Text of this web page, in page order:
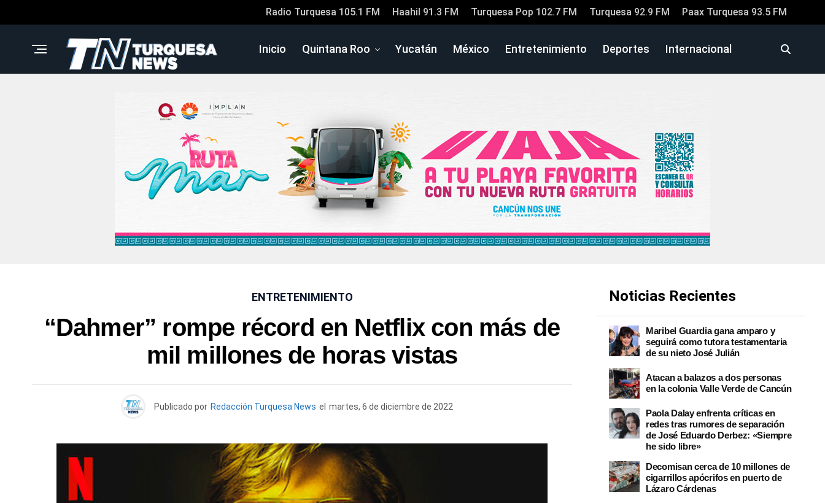
Radio Turquesa 105.1 FM Haahil 91.3 FM Turquesa Pop 102.7 FM Turquesa 92.9 FM Paax Turquesa 93.5 FM
Inicio Quintana Roo Yucatán México Entretenimiento Deportes Internacional
ENTRETENIMIENTO
“Dahmer” rompe récord en Netflix con más de
mil millones de horas vistas
Publicado por Redacción Turquesa News el martes, 6 de diciembre de 2022
Noticias Recientes
Maribel Guardia gana amparo y
seguirá como tutora testamentaria
de su nieto José Julián
Atacan a balazos a dos personas
en la colonia Valle Verde de Cancún
Paola Dalay enfrenta críticas en
redes tras rumores de separación
de José Eduardo Derbez: «Siempre
he sido libre»
Decomisan cerca de 10 millones de
cigarrillos apócrifos en puerto de
Lázaro Cárdenas